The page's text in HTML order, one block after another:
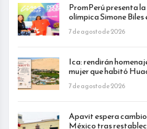
PromPerú presenta
olímpica Simone Biles
7 de agosto de 2026
Ica: rendirán
mujer que habitó
7 de agosto de 2026
Apavit espera
México tras